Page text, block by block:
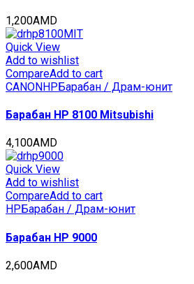
1,200AMD
Quick View
Add to wishlist
CompareAdd to cart
CANONHPБарабан / Драм-юнит
Барабан HP 8100 Mitsubishi
4,100AMD
Quick View
Add to wishlist
CompareAdd to cart
HP Барабан / Драм-юнит
Барабан HP 9000
2,600AMD